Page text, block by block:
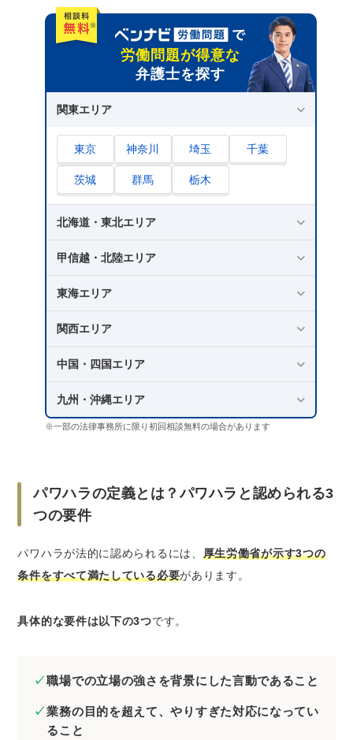
パワハラで訴える際に有用となる主な証拠一覧
スマホやICレコーダーによる録音情報
被害の様子を記録した写真や動画のデータ
精神的苦痛を証明する医師の診断書・通院記
録
被害日時や内容を詳細に記した日記やメモ
暴言や無理な指示が残るLINE・メールのやり
取り
不当な業務命令・辞令などの客観的な書類
パワハラで訴える場合にかかる費用の目安
弁護士に対応を依頼する場合の費用（着手
金・報酬金）
所への実費
パワハラ訴訟の慰謝料相場は50万～100万円が
点
注意点1:解決方法は訴えること以外にも複数
注意点3:裁判・審判の解決までには多大な時
間と労力がかかる
注意点4:会社からの仕返し（解雇や不当な異
パワハラを訴えることに関するよくある質問
パワハラの悩みを無料で相談できる窓口はあ
りますか？
労働問題が得意な
弁護士を探す
関東エリア
東京 神奈川 埼玉 千葉
茨城 群馬 栃木
北海道・東北エリア
甲信越・北陸エリア
東海エリア
関西エリア
中国・四国エリア
九州・沖縄エリア
※一部の法律事務所に限り初回相談無料の場合があります
パワハラの定義とは？パワハラと認められる3
つの要件
パワハラが法的に認められるには、 厚生労働省が示す3つの
条件をすべて満たしている必要があります。
具体的な要件は以下の3つです。
職場での立場の強さを背景にした言動であること
業務の目的を超えて、やりすぎた対応になってい
ること